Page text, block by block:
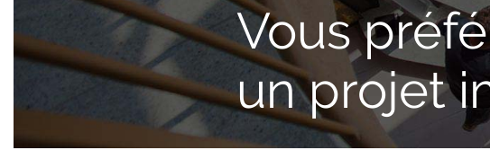
Vous
un projet